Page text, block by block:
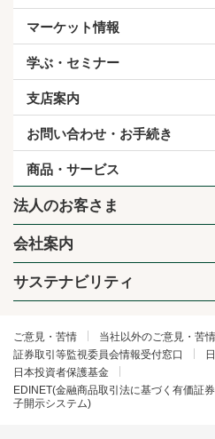
マーケット情報
学ぶ・セミナー
支店案内
お問い合わせ・お手続き
商品・サービス
法人のお客さま
会社案内
サステナビリティ
ご意見・苦情
当社以外のご意見・苦
証券取引等監視委員会情報受付窓口
日本投資者保護基金
EDINET(金融商品取引法に基づく有価証
子開示システム)